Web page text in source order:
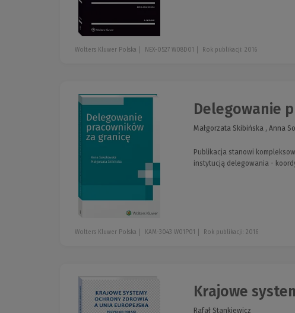
Wolters Kluwer Polska NEX-0527 W08D01 Rok publikacji: 2016
Delegowanie
Małgorzata Skibińska , Anna
Publikacja stanowi
instytucją delegowania -
Wolters Kluwer Polska KAM-3043 W01P01 Rok publikacji: 2016
Krajowe
Rafał Stankiewicz